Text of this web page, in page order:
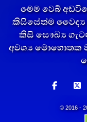
මෙම වෙබ්
කිසිසේත්ම වෛද්‍ය
කිසි සෞඛ්‍ය
අවශ්‍ය මොහොතක
© 2016 -